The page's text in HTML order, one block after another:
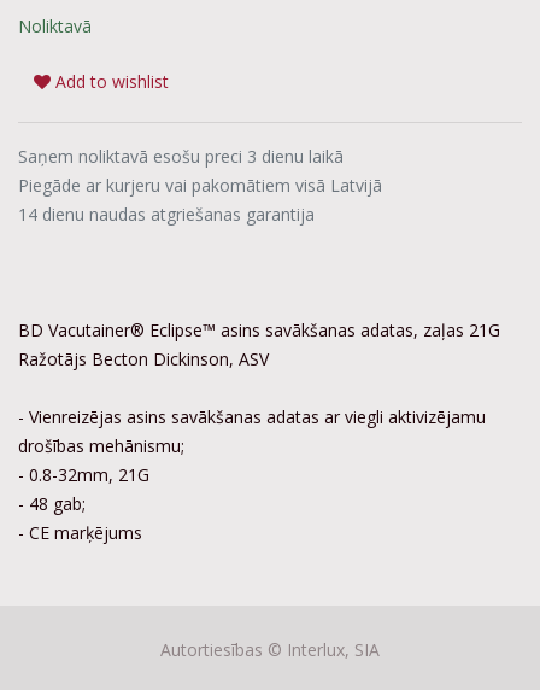
Noliktavā
Add to wishlist
Saņem noliktavā esošu preci 3 dienu laikā
Piegāde ar kurjeru vai pakomātiem visā Latvijā
14 dienu naudas atgriešanas garantija
BD Vacutainer® Eclipse™ asins savākšanas adatas, zaļas 21G
Ražotājs Becton Dickinson, ASV
- Vienreizējas asins savākšanas adatas ar viegli aktivizējamu
drošības mehānismu;
- 0.8-32mm, 21G
- 48 gab;
- CE marķējums
Autortiesības © Interlux, SIA